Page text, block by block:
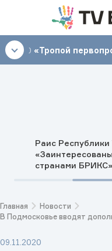
06:00 «Тропой
Раис
странами БРИКС»
Главная
Новости
В Подмосковье вводят
09.11.2020